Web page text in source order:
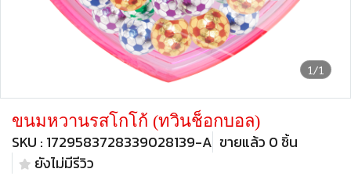
1/1
ขนมหวานรสโกโก้ (ทวินช็อกบอล)
SKU : 1729583728339028139-A ขายแล้ว 0 ชิ้น
ยังไม่มีรีวิว